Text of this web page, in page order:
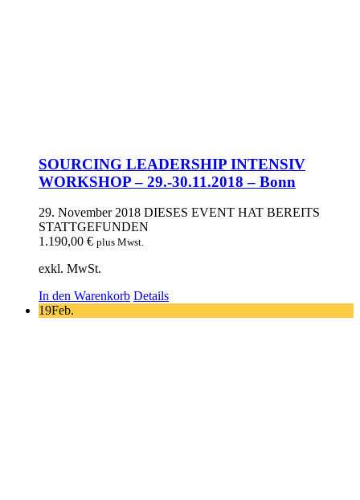
SOURCING LEADERSHIP INTENSIV
WORKSHOP – 29.-30.11.2018 – Bonn
29. November 2018 DIESES EVENT HAT BEREITS
STATTGEFUNDEN
1.190,00 € plus Mwst.
exkl. MwSt.
In den Warenkorb Details
19Feb.